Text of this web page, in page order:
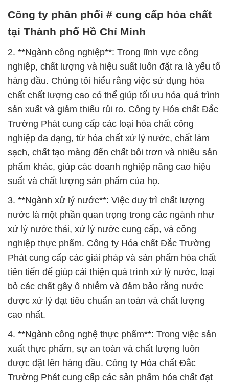
Công ty phân phối # cung cấp hóa chất
tại Thành phố Hồ Chí Minh
2. **Ngành công nghiệp**: Trong lĩnh vực công
nghiệp, chất lượng và hiệu suất luôn đặt ra là yếu tố
hàng đầu. Chúng tôi hiểu rằng việc sử dụng hóa
chất chất lượng cao có thể giúp tối ưu hóa quá trình
sản xuất và giảm thiểu rủi ro. Công ty Hóa chất Đắc
Trường Phát cung cấp các loại hóa chất công
nghiệp đa dạng, từ hóa chất xử lý nước, chất làm
sạch, chất tạo màng đến chất bôi trơn và nhiều sản
phẩm khác, giúp các doanh nghiệp nâng cao hiệu
suất và chất lượng sản phẩm của họ.
3. **Ngành xử lý nước**: Việc duy trì chất lượng
nước là một phần quan trọng trong các ngành như
xử lý nước thải, xử lý nước cung cấp, và công
nghiệp thực phẩm. Công ty Hóa chất Đắc Trường
Phát cung cấp các giải pháp và sản phẩm hóa chất
tiên tiến để giúp cải thiện quá trình xử lý nước, loại
bỏ các chất gây ô nhiễm và đảm bảo rằng nước
được xử lý đạt tiêu chuẩn an toàn và chất lượng
cao nhất.
4. **Ngành công nghệ thực phẩm**: Trong việc sản
xuất thực phẩm, sự an toàn và chất lượng luôn
được đặt lên hàng đầu. Công ty Hóa chất Đắc
Trường Phát cung cấp các sản phẩm hóa chất đạt